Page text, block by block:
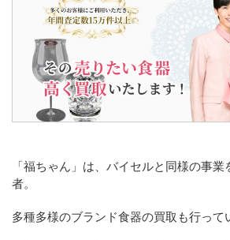
「福ちゃん」は、バイセルと同様の事
者。
多種多様のブランド食器の買取も行って